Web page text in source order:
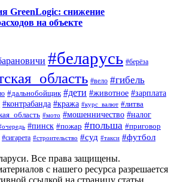
GreenLogic: снижение
на объекте
#беларусь #берёза
#вело #гибель
#дальнобойщик #дети #животное #зарплата
#контрабанда #кража #курс_валют #литва
#мото #мошенничество #налог
#пинск #пожар #польша #приговор
#сигарета #строительство #суд #такси #футбол
Все права защищены.
с нашего ресурса разрешается
ссылкой на страницу статьи.